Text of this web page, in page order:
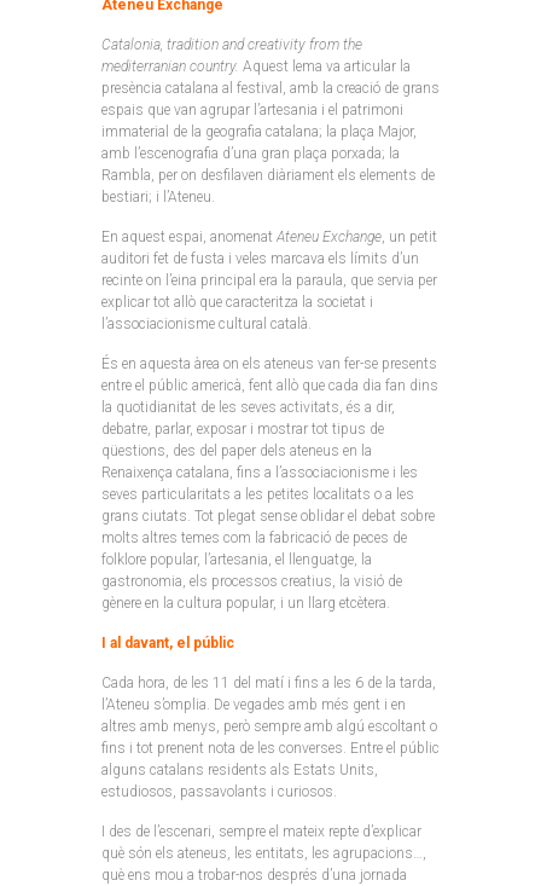
Ateneu Exchange
Catalonia, tradition and creativity from the
mediterranian country. Aquest lema va articular la
presència catalana al festival, amb la creació de grans
espais que van agrupar l’artesania i el patrimoni
immaterial de la geografia catalana; la plaça Major,
amb l’escenografia d’una gran plaça porxada; la
Rambla, per on desfilaven diàriament els elements de
bestiari; i l’Ateneu.
En aquest espai, anomenatAteneu Exchange, un petit
auditori fet de fusta i veles marcava els límits d’un
recinte on l’eina principal era la paraula, que servia per
explicar tot allò que caracteritza la societat i
l’associacionisme cultural català.
És en aquesta àrea on els ateneus van fer-se presents
entre el públic americà, fent allò que cada dia fan dins
la quotidianitat de les seves activitats, és a dir,
debatre, parlar, exposar i mostrar tot tipus de
qüestions, des del paper dels ateneus en la
Renaixença catalana, fins a l’associacionisme i les
seves particularitats a les petites localitats o a les
grans ciutats. Tot plegat sense oblidar el debat sobre
molts altres temes com la fabricació de peces de
folklore popular, l’artesania, el llenguatge, la
gastronomia, els processos creatius, la visió de
gènere en la cultura popular, i un llarg etcètera.
I al davant, el públic
Cada hora, de les 11 del matí i fins a les 6 de la tarda,
l’Ateneu s’omplia. De vegades amb més gent i en
altres amb menys, però sempre amb algú escoltant o
fins i tot prenent nota de les converses. Entre el públic
alguns catalans residents als Estats Units,
estudiosos, passavolants i curiosos.
I des de l’escenari, sempre el mateix repte d’explicar
què són els ateneus, les entitats, les agrupacions…,
què ens mou a trobar-nos després d’una jornada